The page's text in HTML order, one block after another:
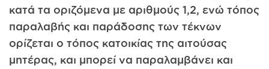
κατά τα οριζόμενα με αριθμούς 1,2, ενώ τόπος
παραλαβής και παράδοσης των τέκνων
ορίζεται ο τόπος κατοικίας της αιτούσας
μητέρας, και μπορεί να παραλαμβάνει και